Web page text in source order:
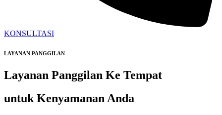
KONSULTASI
LAYANAN PANGGILAN
Layanan Panggilan Ke Tempat
untuk Kenyamanan Anda